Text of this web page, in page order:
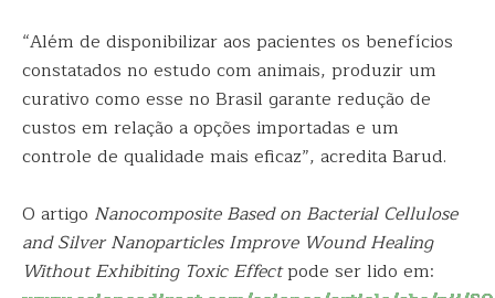
“Além de disponibilizar aos pacientes os benefícios
constatados no estudo com animais, produzir um
curativo como esse no Brasil garante redução de
custos em relação a opções importadas e um
controle de qualidade mais eficaz”, acredita Barud.
O artigo Nanocomposite Based on Bacterial Cellulose
and Silver Nanoparticles Improve Wound Healing
Without Exhibiting Toxic Effectpode ser lido em: